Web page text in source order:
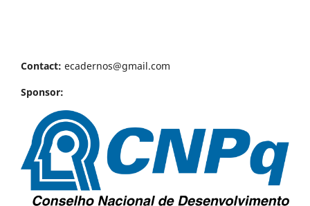
Contact: ecadernos@gmail.com
Sponsor: